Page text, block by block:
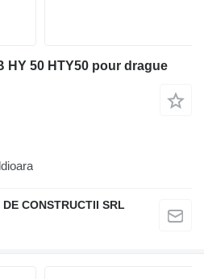
HY 50 HTY50 pour drague
CONSTRUCTII SRL